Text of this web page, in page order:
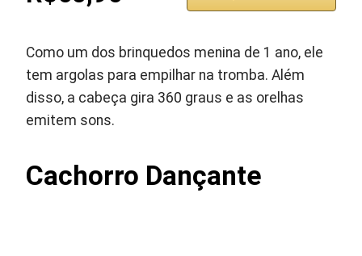
Como um dos brinquedos menina de 1 ano, ele
tem argolas para empilhar na tromba. Além
disso, a cabeça gira 360 graus e as orelhas
emitem sons.
Cachorro Dançante